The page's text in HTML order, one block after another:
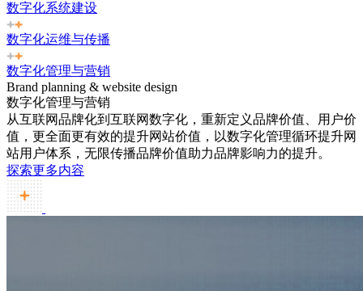
数字化系统建设
数字化运维与传播
数字化管理与营销
Brand planning & website design
数字化管理与营销
从互联网品牌化到互联网数字化，重新定义品牌价值、用户价
值，更全面更有效的提升网站价值，以数字化管理循环提升网
站用户体系，无限传播品牌价值助力品牌影响力的提升。
探索更多内容